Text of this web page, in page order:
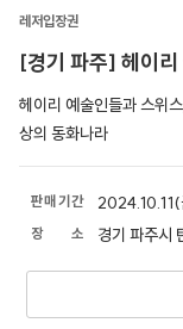
레저입장권
[경기 파주] 헤이
헤이리 예술인들과 스위
상의 동화나라
판매 기간
장 소 경기 파주시